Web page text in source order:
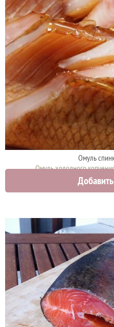
Омуль
Омуль холодного